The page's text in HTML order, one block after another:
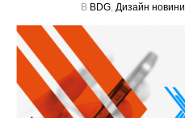
В BDG, Дизайн новини